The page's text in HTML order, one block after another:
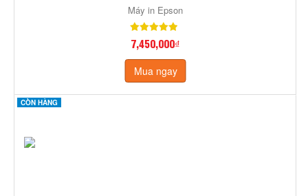
Máy in Epson
7,450,000₫
Mua ngay
CÒN HÀNG